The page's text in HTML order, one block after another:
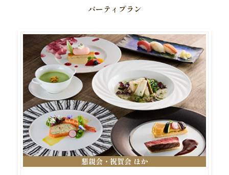
パーティプラン
懇親会・祝賀会 ほか